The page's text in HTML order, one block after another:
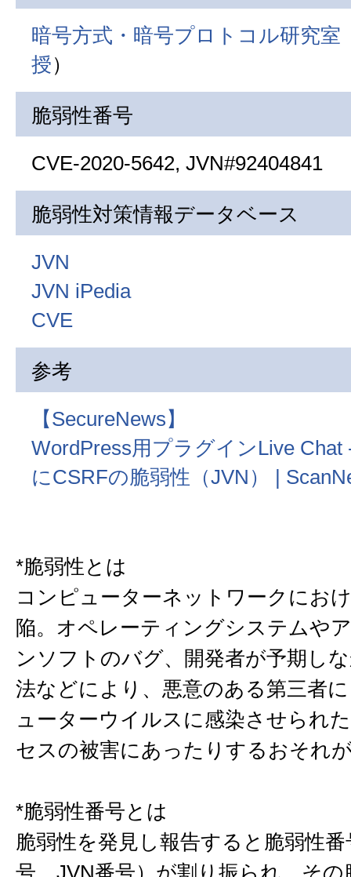
暗号方式・暗号プロトコル研究室
授）
脆弱性番号
CVE-2020-5642, JVN#92404841
脆弱性対策情報データベース
JVN
JVN iPedia
CVE
参考
【SecureNews】
WordPress用プラグインLive Chat
にCSRFの脆弱性（JVN） |
*脆弱性とは
コンピューターネットワークにお
陥。オペレーティングシステムや
ンソフトのバグ、開発者が予期し
法などにより、悪意のある第三者
ューターウイルスに感染させられ
セスの被害にあったりするおそれ
*脆弱性番号とは
脆弱性を発見し報告すると脆弱性
号、JVN番号）が割り振られ、その